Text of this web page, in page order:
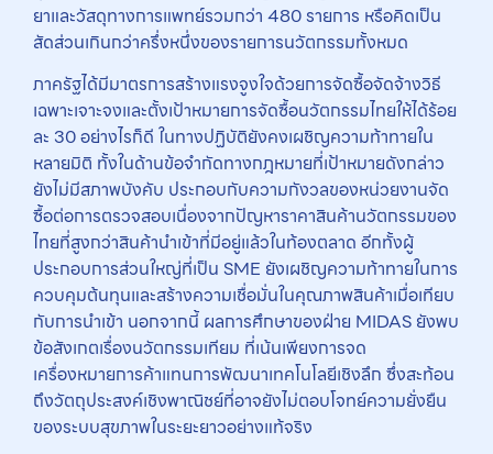
ยาและวัสดุทางการแพทย์รวมกว่า 480 รายการ หรือคิดเป็น
สัดส่วนเกินกว่าครึ่งหนึ่งของรายการนวัตกรรมทั้งหมด
ภาครัฐได้มีมาตรการสร้างแรงจูงใจด้วยการจัดซื้อจัดจ้างวิธี
เฉพาะเจาะจงและตั้งเป้าหมายการจัดซื้อนวัตกรรมไทยให้ได้ร้อย
ละ 30 อย่างไรก็ดี ในทางปฏิบัติยังคงเผชิญความท้าทายใน
หลายมิติ ทั้งในด้านข้อจำกัดทางกฎหมายที่เป้าหมายดังกล่าว
ยังไม่มีสภาพบังคับ ประกอบกับความกังวลของหน่วยงานจัด
ซื้อต่อการตรวจสอบเนื่องจากปัญหาราคาสินค้านวัตกรรมของ
ไทยที่สูงกว่าสินค้านำเข้าที่มีอยู่แล้วในท้องตลาด อีกทั้งผู้
ประกอบการส่วนใหญ่ที่เป็น SME ยังเผชิญความท้าทายในการ
ควบคุมต้นทุนและสร้างความเชื่อมั่นในคุณภาพสินค้าเมื่อเทียบ
กับการนำเข้า นอกจากนี้ ผลการศึกษาของฝ่าย MIDAS ยังพบ
ข้อสังเกตเรื่องนวัตกรรมเทียม ที่เน้นเพียงการจด
เครื่องหมายการค้าแทนการพัฒนาเทคโนโลยีเชิงลึก ซึ่งสะท้อน
ถึงวัตถุประสงค์เชิงพาณิชย์ที่อาจยังไม่ตอบโจทย์ความยั่งยืน
ของระบบสุขภาพในระยะยาวอย่างแท้จริง